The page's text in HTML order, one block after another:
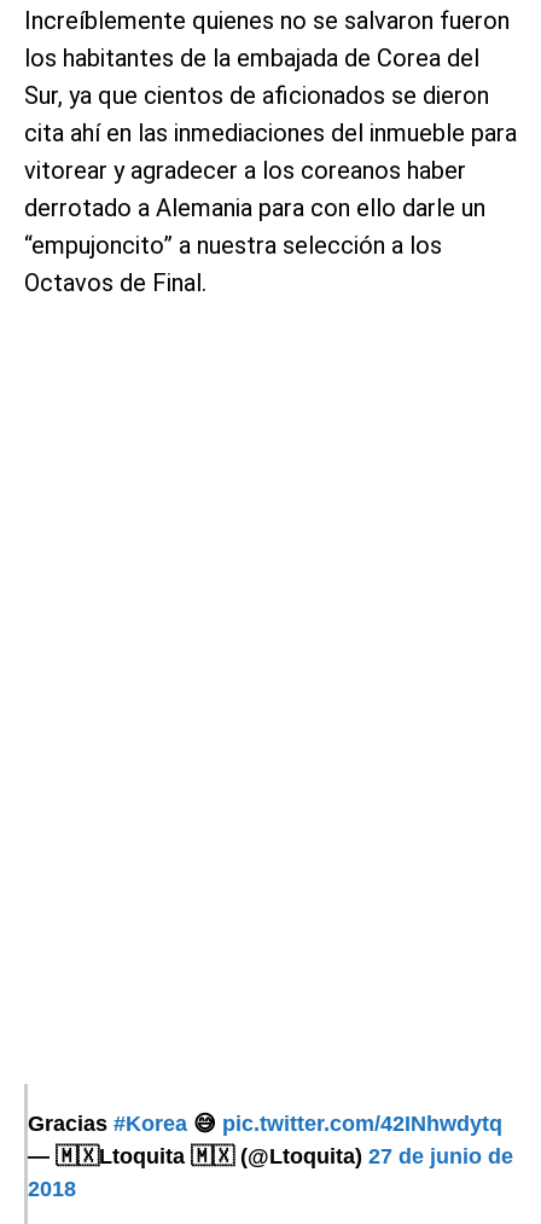
Increíblemente quienes no se salvaron fueron
los habitantes de la embajada de Corea del
Sur, ya que cientos de aficionados se dieron
cita ahí en las inmediaciones del inmueble para
vitorear y agradecer a los coreanos haber
derrotado a Alemania para con ello darle un
“empujoncito” a nuestra selección a los
Octavos de Final.
Gracias #Korea 😅 pic.twitter.com/42INhwdytq
— 🇲🇽Ltoquita 🇲🇽 (@Ltoquita) 27 de junio de
2018